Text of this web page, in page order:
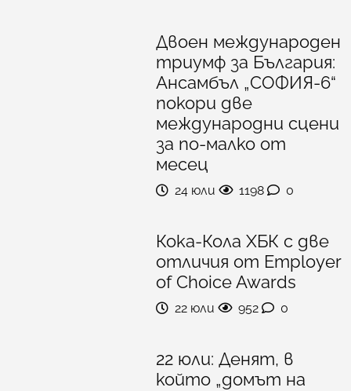
Двоен международен
триумф за България:
Ансамбъл „СОФИЯ-6“
покори две
международни сцени
за по-малко от
месец
24 юли 1198 0
Кока-Кола ХБК с две
отличия от Employer
of Choice Awards
22 юли 952 0
22 юли: Денят, в
който „домът на